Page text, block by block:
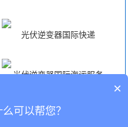
光伏逆变器国际快递
光伏逆变器国际海运服务
光伏逆变器FBA头程
×
可以帮您？